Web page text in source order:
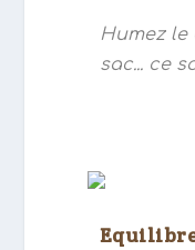
Humez
sac... ce